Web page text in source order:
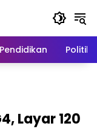
Pendidikan Politik
Layar 120